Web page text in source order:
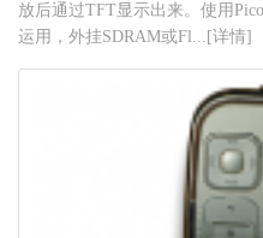
放后通过TFT显示出来。使用
运用，外挂SDRAM或Fl...[详情]